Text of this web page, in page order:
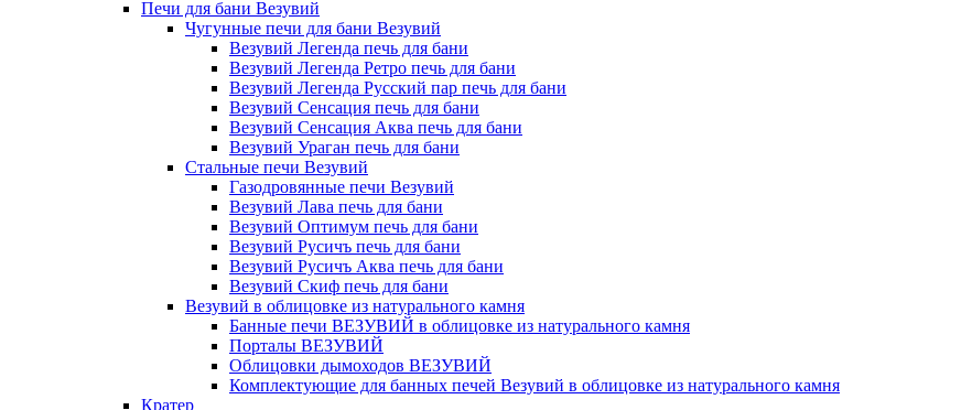
Печи для бани Везувий
Чугунные печи для бани Везувий
Везувий Легенда печь для бани
Везувий Легенда Ретро печь для бани
Везувий Легенда Русский пар печь для бани
Везувий Сенсация печь для бани
Везувий Сенсация Аква печь для бани
Везувий Ураган печь для бани
Стальные печи Везувий
Газодровянные печи Везувий
Везувий Лава печь для бани
Везувий Оптимум печь для бани
Везувий Русичъ печь для бани
Везувий Русичъ Аква печь для бани
Везувий Скиф печь для бани
Везувий в облицовке из натурального камня
Банные печи ВЕЗУВИЙ в облицовке из натурального камня
Порталы ВЕЗУВИЙ
Облицовки дымоходов ВЕЗУВИЙ
Комплектующие для банных печей Везувий в облицовке из натурального камня
Кратер